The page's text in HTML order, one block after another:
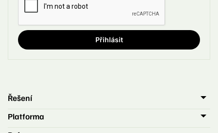
Řešení
Obchodník
Platforma